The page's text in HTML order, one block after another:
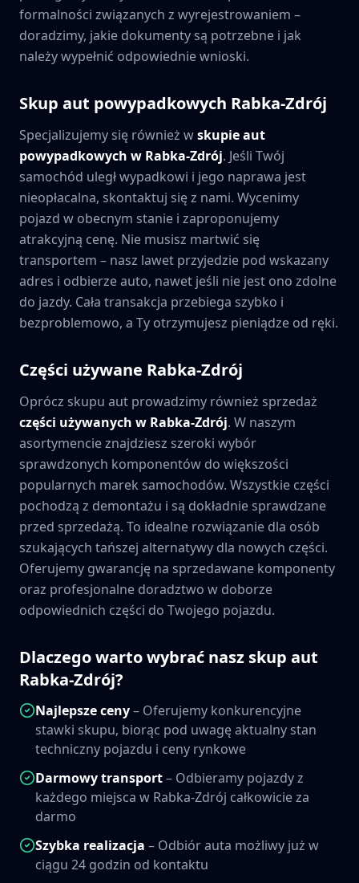
formalności związanych z wyrejestrowaniem –
doradzimy, jakie dokumenty są potrzebne i jak
należy wypełnić odpowiednie wnioski.
Skup aut powypadkowych Rabka-Zdrój
Specjalizujemy się również wskupie aut
powypadkowych w Rabka-Zdrój. Jeśli Twój
samochód uległ wypadkowi i jego naprawa jest
nieopłacalna, skontaktuj się z nami. Wycenimy
pojazd w obecnym stanie i zaproponujemy
atrakcyjną cenę. Nie musisz martwić się
transportem – nasz lawet przyjedzie pod wskazany
adres i odbierze auto, nawet jeśli nie jest ono zdolne
do jazdy. Cała transakcja przebiega szybko i
bezproblemowo, a Ty otrzymujesz pieniądze od ręki.
Części używane Rabka-Zdrój
Oprócz skupu aut prowadzimy również sprzedaż
części używanych w Rabka-Zdrój. W naszym
asortymencie znajdziesz szeroki wybór
sprawdzonych komponentów do większości
popularnych marek samochodów. Wszystkie części
pochodzą z demontażu i są dokładnie sprawdzane
przed sprzedażą. To idealne rozwiązanie dla osób
szukających tańszej alternatywy dla nowych części.
Oferujemy gwarancję na sprzedawane komponenty
oraz profesjonalne doradztwo w doborze
odpowiednich części do Twojego pojazdu.
Dlaczego warto wybrać nasz skup aut
Rabka-Zdrój?
Najlepsze ceny– Oferujemy konkurencyjne
stawki skupu, biorąc pod uwagę aktualny stan
techniczny pojazdu i ceny rynkowe
Darmowy transport– Odbieramy pojazdy z
każdego miejsca w Rabka-Zdrój całkowicie za
darmo
Szybka realizacja – Odbiór auta możliwy już w
ciągu 24 godzin od kontaktu